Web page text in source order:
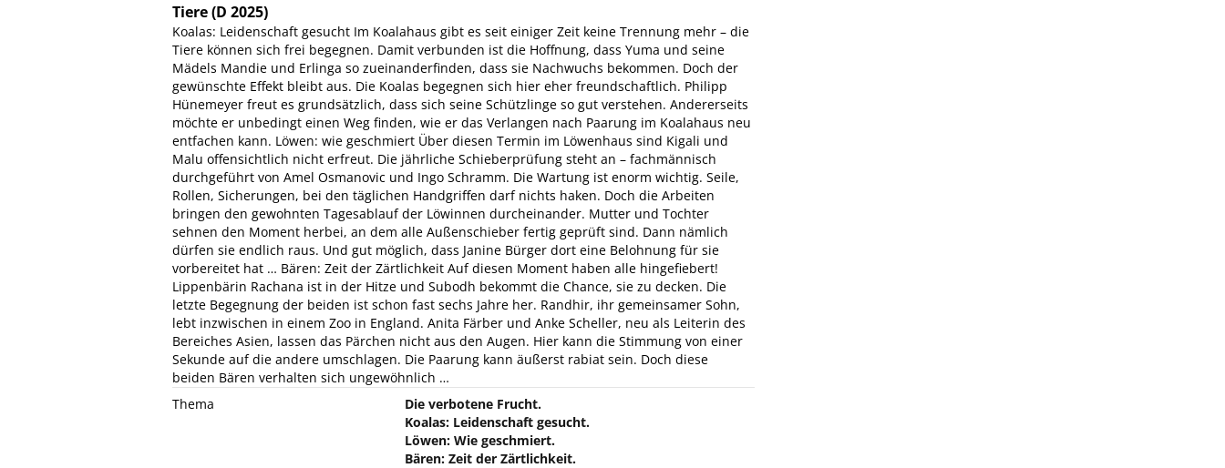
Tiere(D 2025)
Koalas: Leidenschaft gesucht Im Koalahaus gibt es seit einiger Zeit keine Trennung mehr – die
Tiere können sich frei begegnen. Damit verbunden ist die Hoffnung, dass Yuma und seine
Mädels Mandie und Erlinga so zueinanderfinden, dass sie Nachwuchs bekommen. Doch der
gewünschte Effekt bleibt aus. Die Koalas begegnen sich hier eher freundschaftlich. Philipp
Hünemeyer freut es grundsätzlich, dass sich seine Schützlinge so gut verstehen. Andererseits
möchte er unbedingt einen Weg finden, wie er das Verlangen nach Paarung im Koalahaus neu
entfachen kann. Löwen: wie geschmiert Über diesen Termin im Löwenhaus sind Kigali und
Malu offensichtlich nicht erfreut. Die jährliche Schieberprüfung steht an – fachmännisch
durchgeführt von Amel Osmanovic und Ingo Schramm. Die Wartung ist enorm wichtig. Seile,
Rollen, Sicherungen, bei den täglichen Handgriffen darf nichts haken. Doch die Arbeiten
bringen den gewohnten Tagesablauf der Löwinnen durcheinander. Mutter und Tochter
sehnen den Moment herbei, an dem alle Außenschieber fertig geprüft sind. Dann nämlich
dürfen sie endlich raus. Und gut möglich, dass Janine Bürger dort eine Belohnung für sie
vorbereitet hat … Bären: Zeit der Zärtlichkeit Auf diesen Moment haben alle hingefiebert!
Lippenbärin Rachana ist in der Hitze und Subodh bekommt die Chance, sie zu decken. Die
letzte Begegnung der beiden ist schon fast sechs Jahre her. Randhir, ihr gemeinsamer Sohn,
lebt inzwischen in einem Zoo in England. Anita Färber und Anke Scheller, neu als Leiterin des
Bereiches Asien, lassen das Pärchen nicht aus den Augen. Hier kann die Stimmung von einer
Sekunde auf die andere umschlagen. Die Paarung kann äußerst rabiat sein. Doch diese
beiden Bären verhalten sich ungewöhnlich …
Thema
Die verbotene Frucht.
Koalas: Leidenschaft gesucht.
Löwen: Wie geschmiert.
Bären: Zeit der Zärtlichkeit.